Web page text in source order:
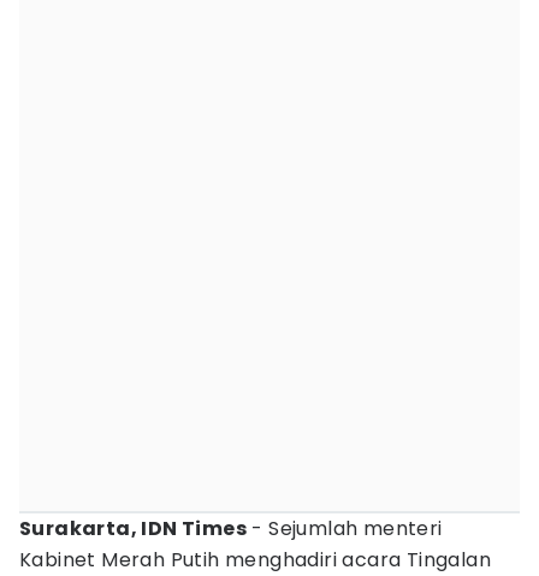
Surakarta, IDN Times - Sejumlah menteri
Kabinet Merah Putih menghadiri acara Tingalan